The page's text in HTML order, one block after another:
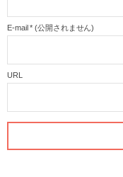
E-mail * (公開されません)
URL